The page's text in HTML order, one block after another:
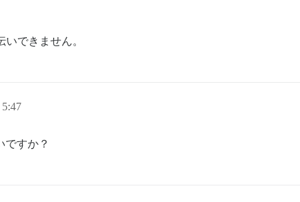
できません。
ですか？